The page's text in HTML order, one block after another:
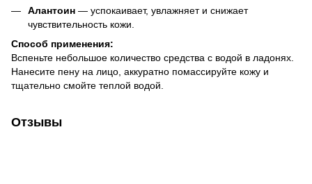
Алантоин — успокаивает, увлажняет и снижает
чувствительность кожи.
Способ применения:
Вспеньте небольшое количество средства с водой в ладонях.
Нанесите пену на лицо, аккуратно помассируйте кожу и
тщательно смойте теплой водой.
Отзывы